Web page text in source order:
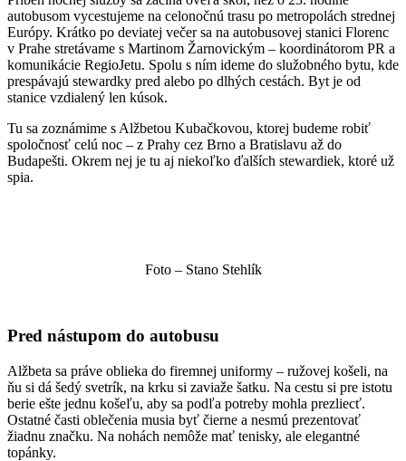
autobusom vycestujeme na celonočnú trasu po metropolách strednej
Európy. Krátko po deviatej večer sa na autobusovej stanici Florenc
v Prahe stretávame s Martinom Žarnovickým – koordinátorom PR a
komunikácie RegioJetu. Spolu s ním ideme do služobného bytu, kde
prespávajú stewardky pred alebo po dlhých cestách. Byt je od
stanice vzdialený len kúsok.
Tu sa zoznámime s Alžbetou Kubačkovou, ktorej budeme robiť
spoločnosť celú noc – z Prahy cez Brno a Bratislavu až do
Budapešti. Okrem nej je tu aj niekoľko ďalších stewardiek, ktoré už
spia.
Foto – Stano Stehlík
Pred nástupom do autobusu
Alžbeta sa práve oblieka do firemnej uniformy – ružovej košeli, na
ňu si dá šedý svetrík, na krku si zaviaže šatku. Na cestu si pre istotu
berie ešte jednu košeľu, aby sa podľa potreby mohla prezliecť.
Ostatné časti oblečenia musia byť čierne a nesmú prezentovať
žiadnu značku. Na nohách nemôže mať tenisky, ale elegantné
topánky.